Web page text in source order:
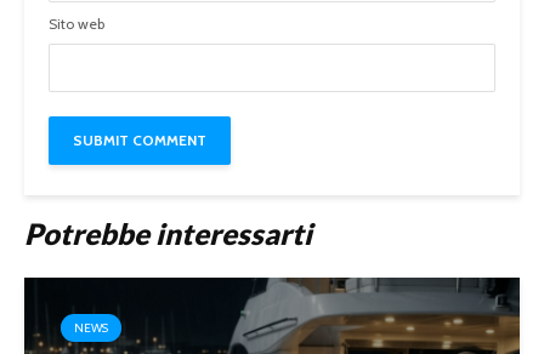
Sito web
Potrebbe interessarti
NEWS